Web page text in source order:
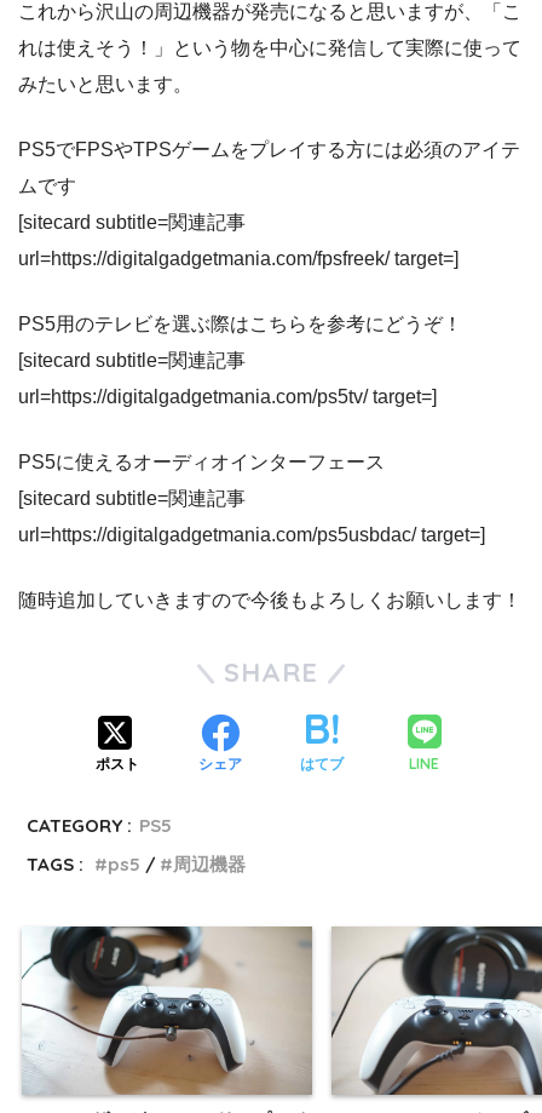
これから沢山の周辺機器が発売になると思いますが、「こ
れは使えそう！」という物を中心に発信して実際に使って
みたいと思います。
PS5でFPSやTPSゲームをプレイする方には必須のアイテ
ムです
[sitecard subtitle=関連記事
url=https://digitalgadgetmania.com/fpsfreek/ target=]
PS5用のテレビを選ぶ際はこちらを参考にどうぞ！
[sitecard subtitle=関連記事
url=https://digitalgadgetmania.com/ps5tv/ target=]
PS5に使えるオーディオインターフェース
[sitecard subtitle=関連記事
url=https://digitalgadgetmania.com/ps5usbdac/target=]
随時追加していきますので今後もよろしくお願いします！
SHARE
ポスト シェア はてブ LINE
CATEGORY : PS5
TAGS :
ps5 周辺機器